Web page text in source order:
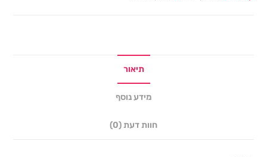
תיאור
מידע נוסף
חוות דעת (0)